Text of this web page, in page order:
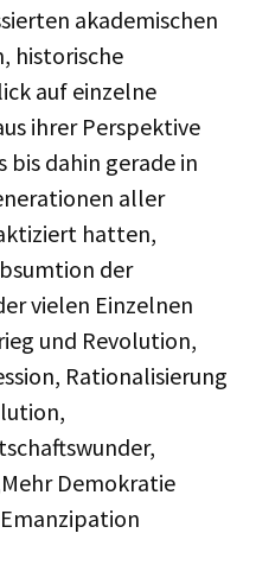
akademischen
historische
auf einzelne
ihrer Perspektive
bis dahin gerade in
aller
hatten,
der
vielen Einzelnen
und Revolution,
Rationalisierung
Demokratie